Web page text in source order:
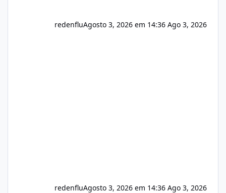
redenfluAgosto 3, 2026 em 14:36 Ago 3, 2026
redenfluAgosto 3, 2026 em 14:36 Ago 3, 2026